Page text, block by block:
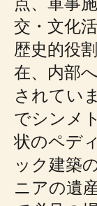
交・文化
歴史的役
在、内部
されてい
でシンメ
状のペデ
ック建築
ニアの遺